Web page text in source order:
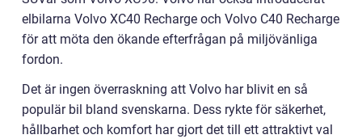
elbilarna Volvo XC40 Recharge och Volvo C40 Recharge
för att möta den ökande efterfrågan på miljövänliga
fordon.
Det är ingen överraskning att Volvo har blivit en så
populär bil bland svenskarna. Dess rykte för säkerhet,
hållbarhet och komfort har gjort det till ett attraktivt val